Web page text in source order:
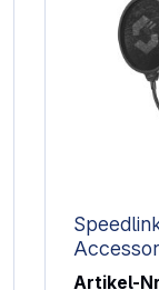
Artikel-